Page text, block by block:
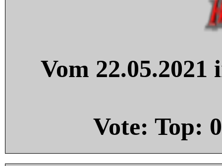
Vom
Vote: Top: 0